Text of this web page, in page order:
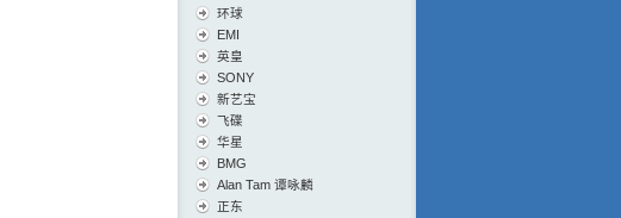
环球
EMI
英皇
SONY
新艺宝
飞碟
华星
BMG
Alan Tam 谭咏麟
正东